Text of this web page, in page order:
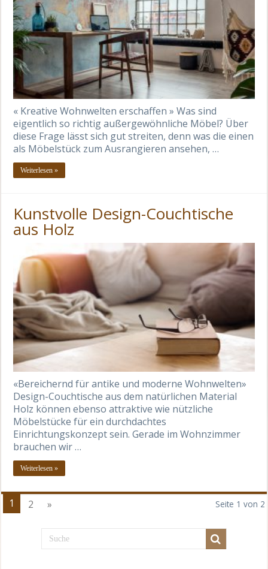
« Kreative Wohnwelten erschaffen » Was sind
eigentlich so richtig außergewöhnliche Möbel? Über
diese Frage lässt sich gut streiten, denn was die einen
als Möbelstück zum Ausrangieren ansehen, …
Weiterlesen »
Kunstvolle Design-Couchtische
aus Holz
«Bereichernd für antike und moderne Wohnwelten»
Design-Couchtische aus dem natürlichen Material
Holz können ebenso attraktive wie nützliche
Möbelstücke für ein durchdachtes
Einrichtungskonzept sein. Gerade im Wohnzimmer
brauchen wir …
Weiterlesen »
Seite 1 von 2
1 2 »